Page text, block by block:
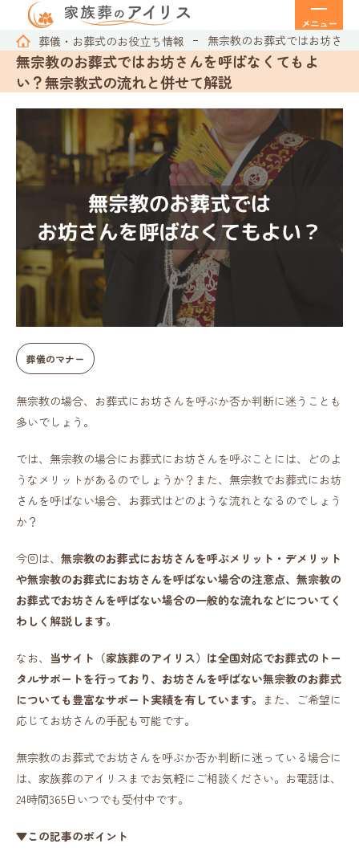
メニュー
葬儀・お葬式のお役立ち情報 無宗教のお葬式ではお坊さ
無宗教のお葬式ではお坊さんを呼ばなくてもよ
い？無宗教式の流れと併せて解説
葬儀のマナー
無宗教の場合、お葬式にお坊さんを呼ぶか否か判断に迷うことも
多いでしょう。
では、無宗教の場合にお葬式にお坊さんを呼ぶことには、どのよ
うなメリットがあるのでしょうか？また、無宗教でお葬式にお坊
さんを呼ばない場合、お葬式はどのような流れとなるのでしょう
か？
今回は、 無宗教のお葬式にお坊さんを呼ぶメリット・デメリット
や無宗教のお葬式にお坊さんを呼ばない場合の注意点、無宗教の
お葬式でお坊さんを呼ばない場合の一般的な流れなどについてく
わしく解説します。
なお、 当サイト（家族葬のアイリス）は全国対応でお葬式のトー
タルサポートを行っており、お坊さんを呼ばない無宗教のお葬式
についても豊富なサポート実績を有しています。 また、ご希望に
応じてお坊さんの手配も可能です。
無宗教のお葬式でお坊さんを呼ぶか否か判断に迷っている場合に
は、家族葬のアイリスまでお気軽にご相談ください。お電話は、
24時間365日いつでも受付中です。
▼この記事のポイント